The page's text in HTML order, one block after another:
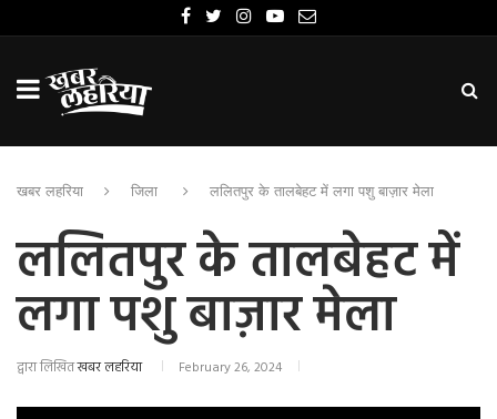
खबर लहरिया जिला ललितपुर के तालबेहट में लगा पशु बाज़ार मेला
ललितपुर के तालबेहट में
लगा पशु बाज़ार मेला
द्वारा लिखितखबर लहरिया February 26, 2024